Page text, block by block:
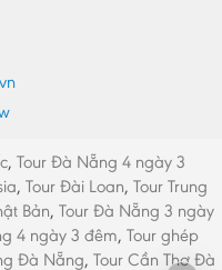
, Tour Đà Nẵng 4 ngày 3
, Tour Đài Loan, Tour Trung
Bản, Tour Đà Nẵng 3 ngày
4 ngày 3 đêm, Tour ghép
Đà Nẵng, Tour Cần Thơ Đà